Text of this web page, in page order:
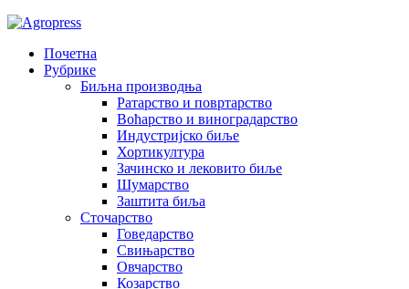
Почетна
Рубрике
Биљна производња
Ратарство и повртарство
Воћарство и виноградарство
Индустријско биље
Хортикултура
Зачинско и лековито биље
Шумарство
Заштита биља
Сточарство
Говедарство
Свињарство
Овчарство
Козарство